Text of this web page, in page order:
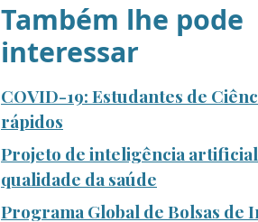
Também lhe pode
interessar
COVID-19: Estudantes de
rápidos
Projeto de inteligência
qualidade da saúde
Programa Global de Bolsas de